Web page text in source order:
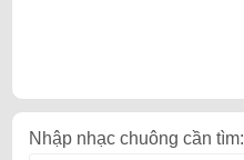
Nhập nhạc chuông cần tìm: